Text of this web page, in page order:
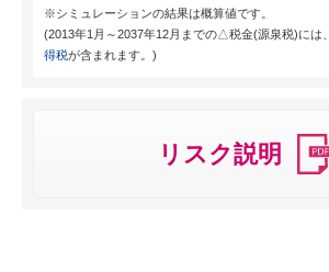
※シミュレーションの結果は概算値です。
(2013年1月～2037年12月までの△税金(源泉税)には、
得税が含まれます。)
リスク説明